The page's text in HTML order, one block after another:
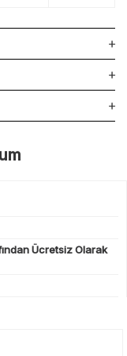
Ücretsiz Olarak